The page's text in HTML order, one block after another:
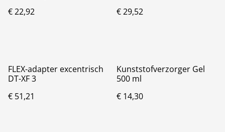
€ 22,92
€ 29,52
FLEX-adapter excentrisch
DT-XF 3
€ 51,21
Kunststofverzorger Gel
500 ml
€ 14,30